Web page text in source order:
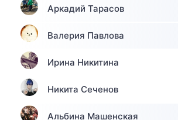
Аркадий Тарасов
Валерия Павлова
Ирина Никитина
Никита Сеченов
Альбина Машенская